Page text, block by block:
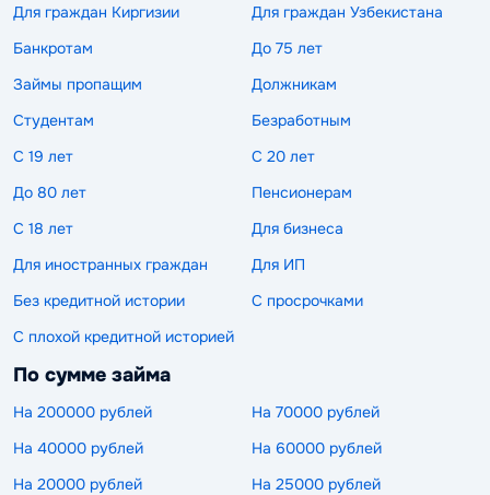
Для граждан Киргизии
Для граждан Узбекистана
Банкротам
До 75 лет
Займы пропащим
Должникам
Студентам
Безработным
С 19 лет
С 20 лет
До 80 лет
Пенсионерам
С 18 лет
Для бизнеса
Для иностранных граждан
Для ИП
Без кредитной истории
С просрочками
С плохой кредитной историей
По сумме займа
На 200000 рублей
На 70000 рублей
На 40000 рублей
На 60000 рублей
На 20000 рублей
На 25000 рублей